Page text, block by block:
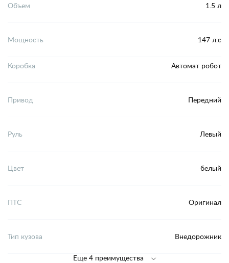
Объем 1.5 л
Мощность 147 л.с
Коробка Автомат робот
Привод Передний
Руль Левый
Цвет белый
ПТС Оригинал
Тип кузова Внедорожник
Еще 4 преимущества